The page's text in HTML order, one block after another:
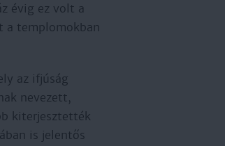
évig ez volt a
a templomokban
az ifjúság
nevezett,
kiterjesztették
is jelentős